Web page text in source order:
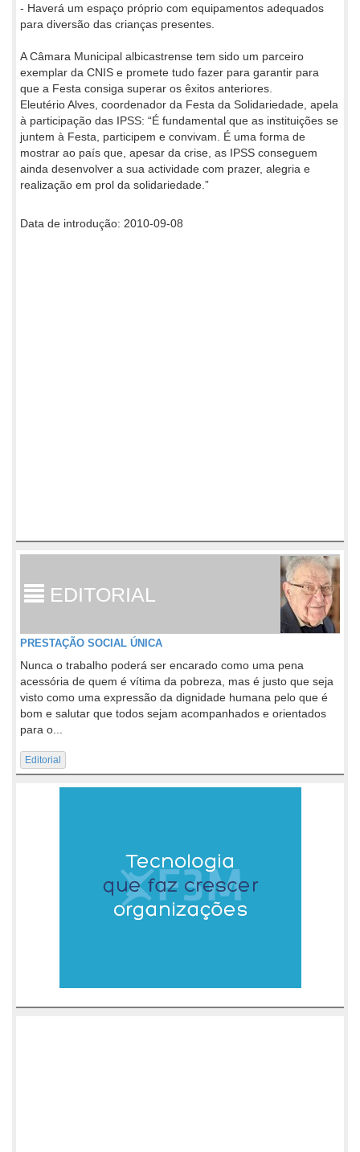
- Haverá um espaço próprio com equipamentos adequados
para diversão das crianças presentes.
A Câmara Municipal albicastrense tem sido um parceiro
exemplar da CNIS e promete tudo fazer para garantir para
que a Festa consiga superar os êxitos anteriores.
Eleutério Alves, coordenador da Festa da Solidariedade, apela
à participação das IPSS: “É fundamental que as instituições se
juntem à Festa, participem e convivam. É uma forma de
mostrar ao país que, apesar da crise, as IPSS conseguem
ainda desenvolver a sua actividade com prazer, alegria e
realização em prol da solidariedade.”
Data de introdução: 2010-09-08
EDITORIAL
PRESTAÇÃO SOCIAL ÚNICA
Nunca o trabalho poderá ser encarado como uma pena
acessória de quem é vítima da pobreza, mas é justo que seja
visto como uma expressão da dignidade humana pelo que é
bom e salutar que todos sejam acompanhados e orientados
para o...
Editorial